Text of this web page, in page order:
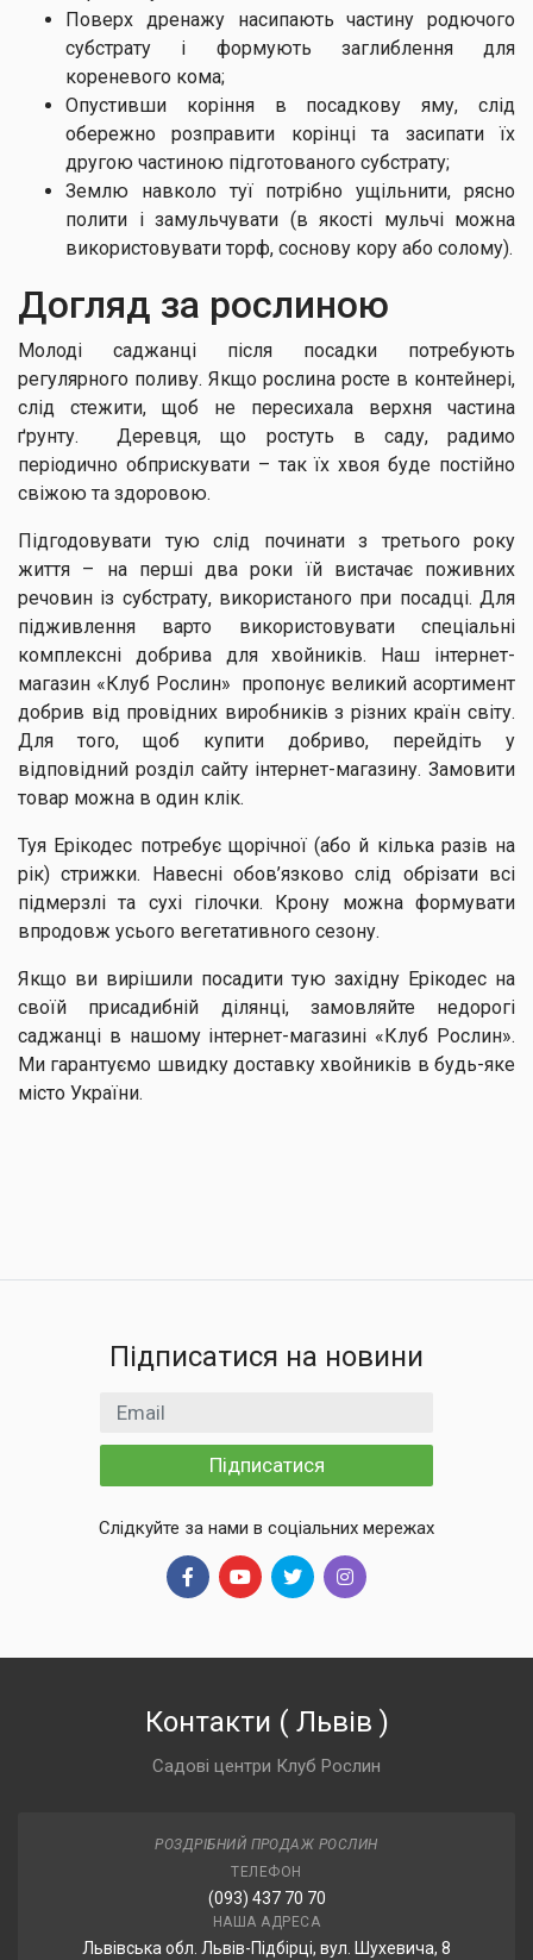
Поверх дренажу насипають частину родючого
субстрату і формують заглиблення для
кореневого кома;
Опустивши коріння в посадкову яму, слід
обережно розправити корінці та засипати їх
другою частиною підготованого субстрату;
Землю навколо туї потрібно ущільнити, рясно
полити і замульчувати (в якості мульчі можна
використовувати торф, соснову кору або солому).
Догляд за рослиною
Молоді саджанці після посадки потребують
регулярного поливу. Якщо рослина росте в контейнері,
слід стежити, щоб не пересихала верхня частина
ґрунту. Деревця, що ростуть в саду, радимо
періодично обприскувати – так їх хвоя буде постійно
свіжою та здоровою.
Підгодовувати тую слід починати з третього року
життя – на перші два роки їй вистачає поживних
речовин із субстрату, використаного при посадці. Для
підживлення варто використовувати спеціальні
комплексні добрива для хвойників. Наш інтернет-
магазин «Клуб Рослин» пропонує великий асортимент
добрив від провідних виробників з різних країн світу.
Для того, щоб купити добриво, перейдіть у
відповідний розділ сайту інтернет-магазину. Замовити
товар можна в один клік.
Туя Ерікодес потребує щорічної (або й кілька разів на
рік) стрижки. Навесні обов’язково слід обрізати всі
підмерзлі та сухі гілочки. Крону можна формувати
впродовж усього вегетативного сезону.
Якщо ви вирішили посадити тую західну Ерікодес на
своїй присадибній ділянці, замовляйте недорогі
саджанці в нашому інтернет-магазині «Клуб Рослин».
Ми гарантуємо швидку доставку хвойників в будь-яке
місто України.
Підписатися на новини
Email
Підписатися
Слідкуйте за нами в соціальних мережах
Контакти ( Львів )
Садові центри Клуб Рослин
РОЗДРІБНИЙ ПРОДАЖ РОСЛИН
ТЕЛЕФОН
(093) 437 70 70
НАША АДРЕСА
Львівська обл. Львів-Підбірці, вул. Шухевича, 8